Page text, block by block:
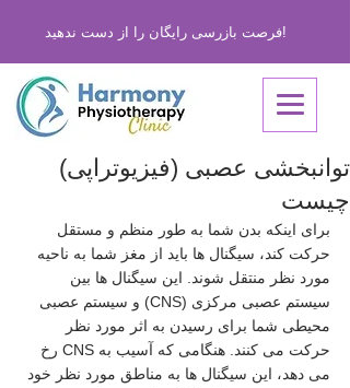
فرصت بازرسی رایگان را از دست ندهید!
توانبخشی عصبی (فیزیوتراپی)
چیست
برای اینکه بدن شما به طور منظم و مستقل
حرکت کند، سیگنال ها باید از مغز شما به ناحیه
مورد نظر منتقل شوند. این سیگنال ها بین
سیستم عصبی مرکزی (CNS) و سیستم عصبی
محیطی شما برای رسیدن به اثر مورد نظر
حرکت می کنند. هنگامی که آسیب به CNS رخ
می دهد، این سیگنال ها به مناطق مورد نظر خود